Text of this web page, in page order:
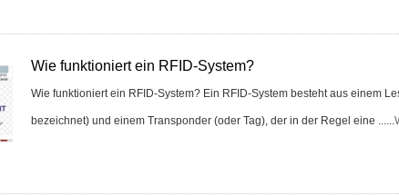
Schlüsselanhänger
Wie funktioniert ein RFID-System?
Wie funktioniert ein RFID-System? Ein RFID-System besteht aus einem
bezeichnet) und einem Transponder (oder Tag), der in der Regel eine ......